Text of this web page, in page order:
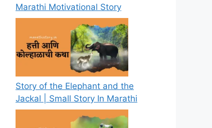
Marathi Motivational Story
Story of the Elephant and the
Jackal | Small Story In Marathi